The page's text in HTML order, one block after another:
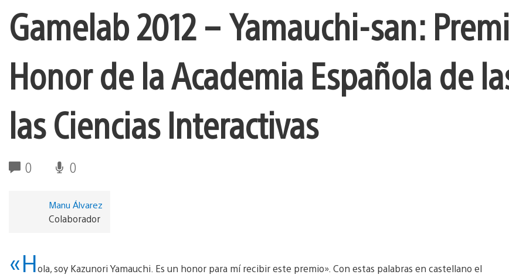
Gamelab 2012 – Yamauchi-san:
Honor de la Academia Española de
las Ciencias Interactivas
0 0
Manu Álvarez
Colaborador
«Hola, soy Kazunori Yamauchi. Es un honor para mí recibir este premio». Con estas palabras en castellano el